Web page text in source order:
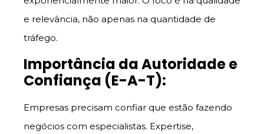
e relevância, não apenas na quantidade de
tráfego.
Importância da Autoridade e
Confiança (E-A-T):
Empresas precisam confiar que estão fazendo
negócios com especialistas. Expertise,